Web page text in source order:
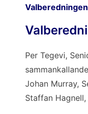
Valberedningen
Per Tegevi,
sammankallande
Johan Murray,
Staffan